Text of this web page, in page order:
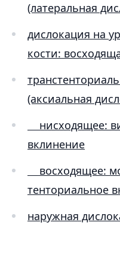
(латеральная
дислокация на
кости:
(аксиальная
нисходящее:
вклинение
восходящее:
тенториальное
наружная